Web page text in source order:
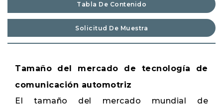
Tabla De Contenido
Solicitud De Muestra
Tamaño del mercado de tecnología de
comunicación automotriz
El tamaño del mercado mundial de